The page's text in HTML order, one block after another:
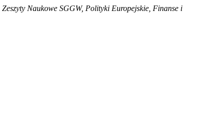
Zeszyty Naukowe SGGW, Polityki Europejskie, Finanse i